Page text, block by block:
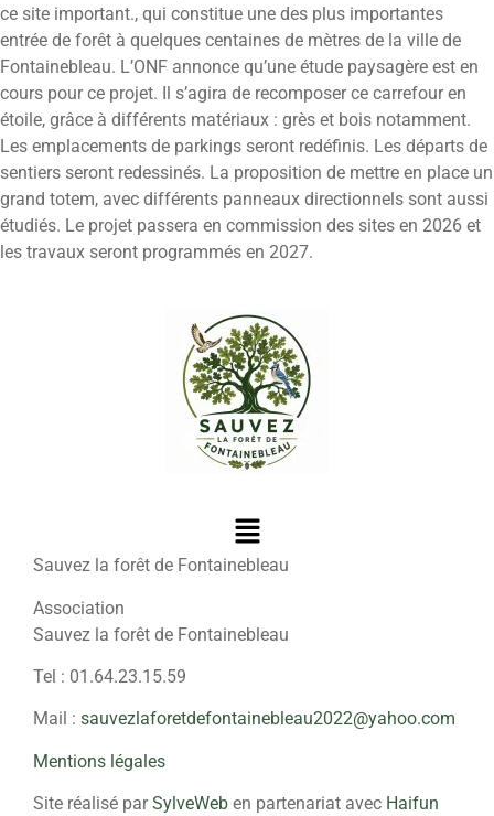
ce site important., qui constitue une des plus importantes
entrée de forêt à quelques centaines de mètres de la ville de
Fontainebleau. L’ONF annonce qu’une étude paysagère est en
cours pour ce projet. Il s’agira de recomposer ce carrefour en
étoile, grâce à différents matériaux : grès et bois notamment.
Les emplacements de parkings seront redéfinis. Les départs de
sentiers seront redessinés. La proposition de mettre en place un
grand totem, avec différents panneaux directionnels sont aussi
étudiés. Le projet passera en commission des sites en 2026 et
les travaux seront programmés en 2027.
Sauvez la forêt de Fontainebleau
Association
Sauvez la forêt de Fontainebleau
Tel : 01.64.23.15.59
Mail : sauvezlaforetdefontainebleau2022@yahoo.com
Mentions légales
Site réalisé parSylveWeb en partenariat avec Haifun